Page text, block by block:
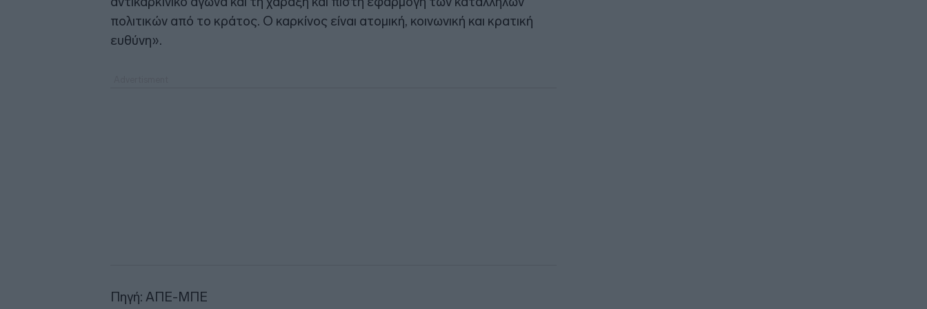
πολιτικών από το κράτος. Ο καρκίνος είναι ατομική, κοινωνική και κρατική
ευθύνη».
Πηγή: ΑΠΕ-ΜΠΕ